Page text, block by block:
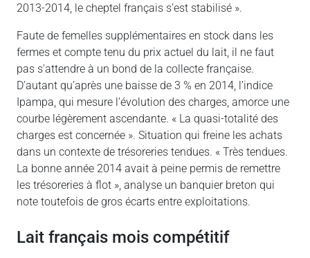
2013-2014, le cheptel français s’est stabilisé ».
Faute de femelles supplémentaires en stock dans les
fermes et compte tenu du prix actuel du lait, il ne faut
pas s’attendre à un bond de la collecte française.
D’autant qu’après une baisse de 3 % en 2014, l’indice
Ipampa, qui mesure l’évolution des charges, amorce une
courbe légèrement ascendante. « La quasi-totalité des
charges est concernée ». Situation qui freine les achats
dans un contexte de trésoreries tendues. « Très tendues.
La bonne année 2014 avait à peine permis de remettre
les trésoreries à flot », analyse un banquier breton qui
note toutefois de gros écarts entre exploitations.
Lait français mois compétitif